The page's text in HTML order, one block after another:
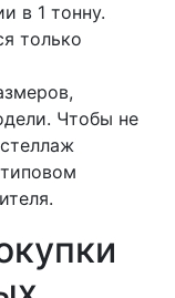
в 1 тонну.
только
Чтобы не